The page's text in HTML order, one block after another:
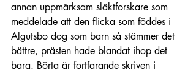
annan uppmärksam släktforskare som
meddelade att den flicka som föddes i
Algutsbo dog som barn så stämmer det
bättre, prästen hade blandat ihop det
bara. Börta är fortfarande skriven i